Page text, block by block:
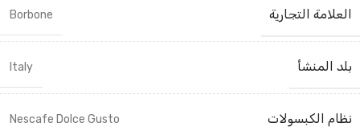
العلامة التجارية Borbone
بلد المنشأ Italy
نظام الكبسولات Nescafe Dolce Gusto